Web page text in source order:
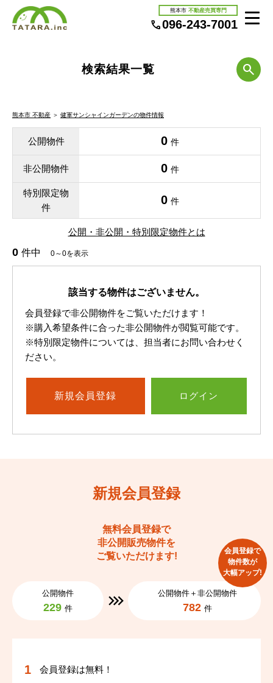
熊本市 不動産売買専門
096-243-7001
検索結果一覧
熊本市 不動産 ＞ 健軍サンシャインガーデンの物件情報
公開物件 0 件
非公開物件 0 件
特別限定物
件
0 件
公開・非公開・特別限定物件とは
0 件中 0～0を表示
該当する物件はございません。
会員登録で非公開物件をご覧いただけます！
※購入希望条件に合った非公開物件が閲覧可能です。
※特別限定物件については、担当者にお問い合わせく
ださい。
新規会員登録 ログイン
新規会員登録
無料会員登録で
非公開販売物件を
ご覧いただけます!
公開物件
229 件
公開物件＋非公開物件
782 件
会員登録で
物件数が
大幅アップ!
会員登録は無料！